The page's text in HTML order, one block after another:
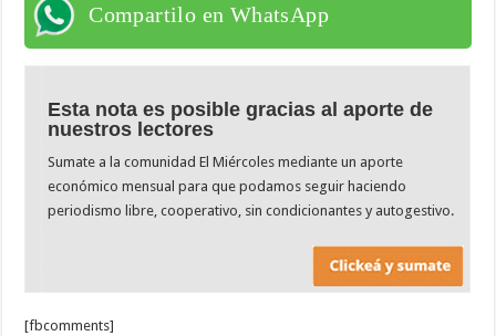
Compartilo en WhatsApp
Esta nota es posible gracias al aporte de
nuestros lectores
Sumate a la comunidad El Miércoles mediante un aporte
económico mensual para que podamos seguir haciendo
periodismo libre, cooperativo, sin condicionantes y autogestivo.
[fbcomments]